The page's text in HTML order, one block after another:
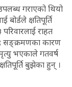
गराएको थियो
क्षतिपूर्ति
राहत
सङ्क्रमणका कारण
भएकाले गतवर्ष
बुझेका हुन् ।